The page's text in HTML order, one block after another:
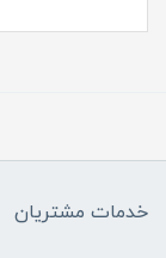
خدمات مشتریان